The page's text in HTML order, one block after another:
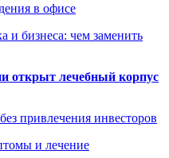
в офисе
и бизнеса: чем заменить
открыт лечебный корпус
привлечения инвесторов
и лечение